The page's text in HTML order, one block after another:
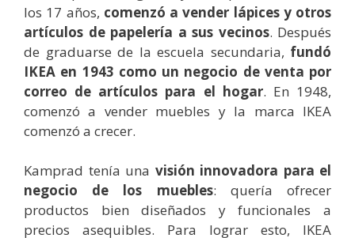
los 17 años, comenzó a vender lápices y otros
artículos de papelería a sus vecinos. Después
de graduarse de la escuela secundaria, fundó
IKEA en 1943 como un negocio de venta por
correo de artículos para el hogar. En 1948,
comenzó a vender muebles y la marca IKEA
comenzó a crecer.
Kamprad tenía una visión innovadora para el
negocio de los muebles: quería ofrecer
productos bien diseñados y funcionales a
precios asequibles. Para lograr esto, IKEA